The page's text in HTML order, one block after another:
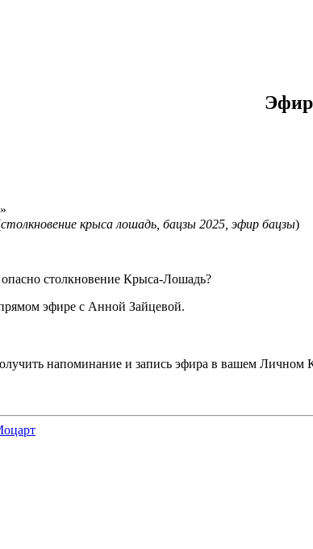
столкновение крыса лошадь, бацзы 2025, эфир бацзы)
столкновение Крыса-Лошадь?
эфире с Анной Зайцевой.
напоминание и запись эфира в вашем Личном